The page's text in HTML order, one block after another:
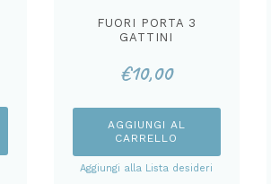
FUORI PORTA 3
GATTINI
€10,00
AGGIUNGI AL
CARRELLO
Aggiungi alla Lista desideri